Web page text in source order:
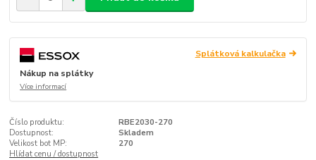
Splátková kalkulačka
Nákup na splátky
Více informací
Číslo produktu:
RBE2030-270
Dostupnost:
Skladem
Velikost bot MP:
270
Hlídat cenu / dostupnost